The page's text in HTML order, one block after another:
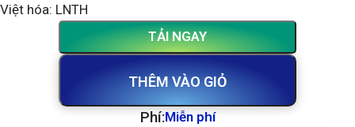
Việt hóa: LNTH
THÊM VÀO GIỎ
TẢI NGAY
Phí:Miễn phí